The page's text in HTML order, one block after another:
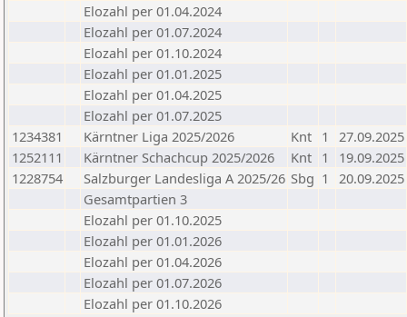
Elozahl per 01.04.2024
Elozahl per 01.07.2024
Elozahl per 01.10.2024
Elozahl per 01.01.2025
Elozahl per 01.04.2025
Elozahl per 01.07.2025
1234381
Kärntner Liga 2025/2026 Knt 1
27.09.2025
1252111
Kärntner Schachcup 2025/2026 Knt 1
19.09.2025
1228754
Salzburger Landesliga A 2025/26 Sbg 1
20.09.2025
Gesamtpartien 3
Elozahl per 01.10.2025
Elozahl per 01.01.2026
Elozahl per 01.04.2026
Elozahl per 01.07.2026
Elozahl per 01.10.2026